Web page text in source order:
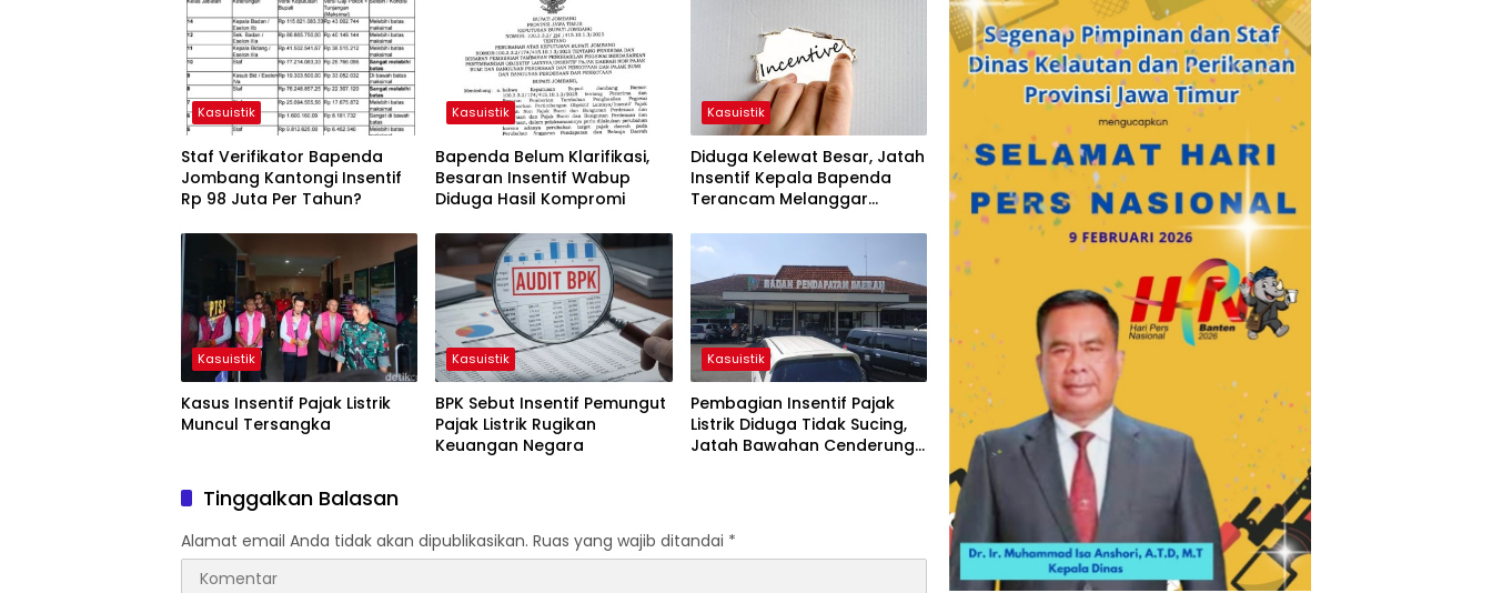
Kasuistik
Staf Verifikator Bapenda
Jombang Kantongi Insentif
Rp 98 Juta Per Tahun?
Kasuistik
Bapenda Belum Klarifikasi,
Besaran Insentif Wabup
Diduga Hasil Kompromi
Kasuistik
Diduga Kelewat Besar, Jatah
Insentif Kepala Bapenda
Terancam Melanggar
Kasuistik
Kasus Insentif Pajak Listrik
Muncul Tersangka
Kasuistik
BPK Sebut Insentif Pemungut
Pajak Listrik Rugikan
Keuangan Negara
Kasuistik
Pembagian Insentif Pajak
Listrik Diduga Tidak Sucing,
Jatah Bawahan Cenderung
Tinggalkan Balasan
Alamat email Anda tidak akan dipublikasikan. Ruas yang wajib ditandai *